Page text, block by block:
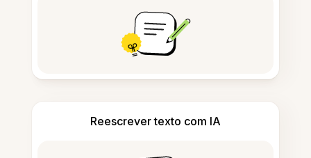
Reescrever texto com IA